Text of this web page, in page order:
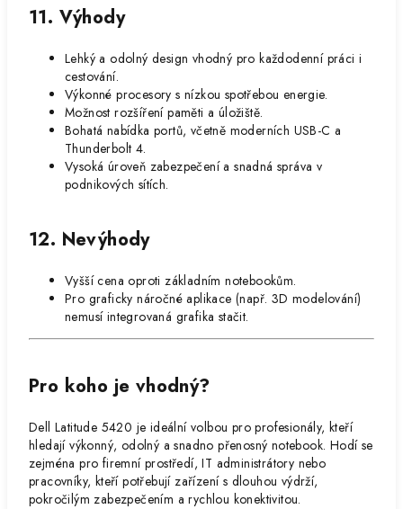
11. Výhody
Lehký a odolný design vhodný pro každodenní práci i
cestování.
Výkonné procesory s nízkou spotřebou energie.
Možnost rozšíření paměti a úložiště.
Bohatá nabídka portů, včetně moderních USB-C a
Thunderbolt 4.
Vysoká úroveň zabezpečení a snadná správa v
podnikových sítích.
12. Nevýhody
Vyšší cena oproti základním notebookům.
Pro graficky náročné aplikace (např. 3D modelování)
nemusí integrovaná grafika stačit.
Pro koho je vhodný?
Dell Latitude 5420 je ideální volbou pro profesionály, kteří
hledají výkonný, odolný a snadno přenosný notebook. Hodí se
zejména pro firemní prostředí, IT administrátory nebo
pracovníky, kteří potřebují zařízení s dlouhou výdrží,
pokročilým zabezpečením a rychlou konektivitou.